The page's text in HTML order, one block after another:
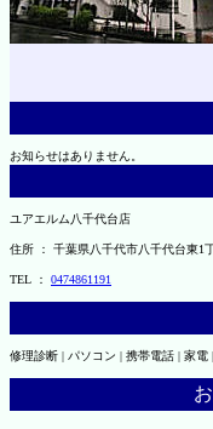
お知らせはありません。
ユアエルム八千代台店
住所 ： 千葉県八千代市八千代台東1
TEL ： 0474861191
修理診断 | パソコン | 携帯電話 | 家